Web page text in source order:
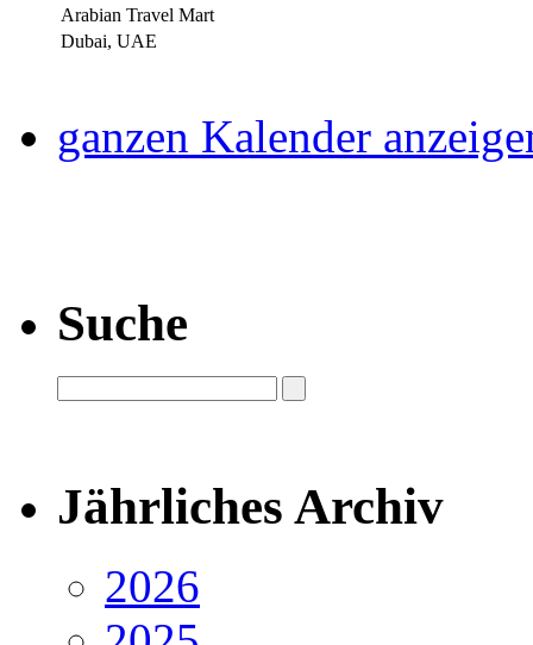
Arabian Travel Mart
Dubai, UAE
ganzen Kalender
Suche
Jährliches Archiv
2026